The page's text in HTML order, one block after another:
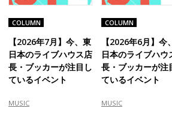
COLUMN
【2026年7月】今、東
日本のライブハウス店
長・ブッカーが注目し
ているイベント
MUSIC
COLUMN
【2026年6月】今
日本のライブハウ
長・ブッカーが注
ているイベント
MUSIC